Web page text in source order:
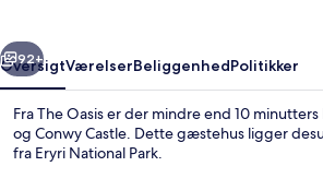
Næste
92+
OversigtVærelserBeliggenhedPolitikker
Fra The Oasis er der mindre end 10
og Conwy Castle. Dette gæstehus ligger
fra Eryri National Park.